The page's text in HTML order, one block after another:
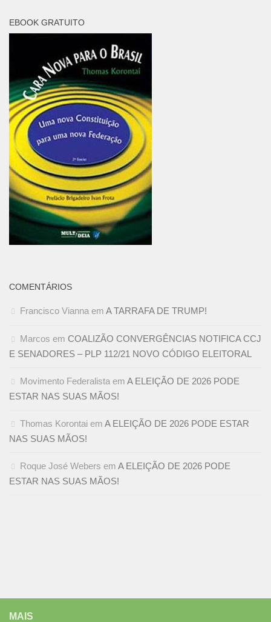
EBOOK GRATUITO
COMENTÁRIOS
Francisco Vianna em A TARRAFA DE TRUMP!
Marcos em COALIZÃO CONVERGÊNCIAS NOTIFICA CCJ
E SENADORES – PLP 112/21 NOVO CÓDIGO ELEITORAL
Movimento Federalista em A ELEIÇÃO DE 2026 PODE
ESTAR NAS SUAS MÃOS!
Thomas Korontai em A ELEIÇÃO DE 2026 PODE ESTAR
NAS SUAS MÃOS!
Roque José Webers em A ELEIÇÃO DE 2026 PODE
ESTAR NAS SUAS MÃOS!
MAIS